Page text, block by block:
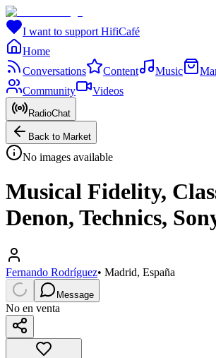
I want to support HifiCafé
Home
Conversations
Content Music
Community
Videos
RadioChat
Back to Market
No images available
Musical Fidelity,
Denon, Technics,
Fernando Rodríguez• Madrid, España
Message
No en venta